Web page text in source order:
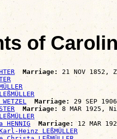
of
Marriage:
21 NOV 1852,
Marriage:
29 SEP
Marriage: 8 MAR 1925,
Marriage: 12 MAR
Heinz LEßMÜLLER